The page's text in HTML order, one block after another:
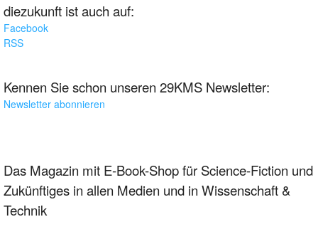
diezukunft ist auch auf:
Facebook
RSS
Kennen Sie schon unseren 29KMS Newsletter:
Newsletter abonnieren
Das Magazin mit E-Book-Shop für Science-Fiction und
Zukünftiges in allen Medien und in Wissenschaft &
Technik